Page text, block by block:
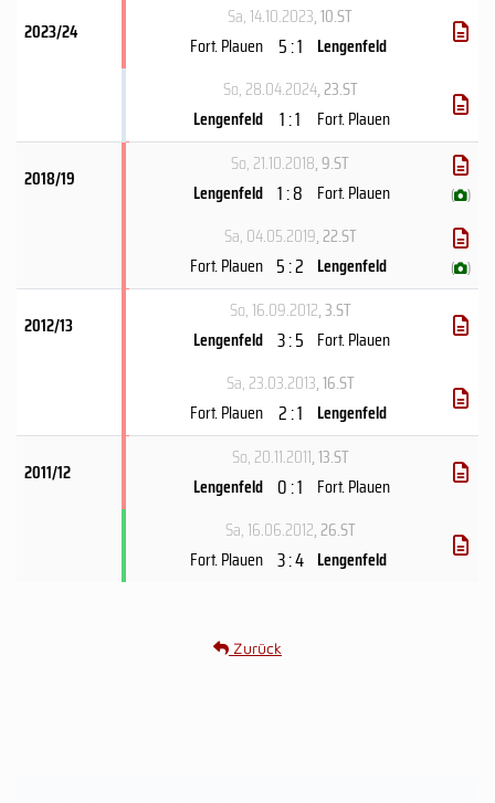
2023/24
Sa, 14.10.2023, 10.ST
Fort. Plauen 5 : 1 Lengenfeld
So, 28.04.2024, 23.ST
Lengenfeld 1 : 1 Fort. Plauen
2018/19
So, 21.10.2018, 9.ST
Lengenfeld 1 : 8 Fort. Plauen ( )
Sa, 04.05.2019, 22.ST
Fort. Plauen 5 : 2 Lengenfeld ( )
2012/13
So, 16.09.2012, 3.ST
Lengenfeld 3 : 5 Fort. Plauen
Sa, 23.03.2013, 16.ST
Fort. Plauen 2 : 1 Lengenfeld
2011/12
So, 20.11.2011, 13.ST
Lengenfeld 0 : 1 Fort. Plauen
Sa, 16.06.2012, 26.ST
Fort. Plauen 3 : 4 Lengenfeld
Zurück